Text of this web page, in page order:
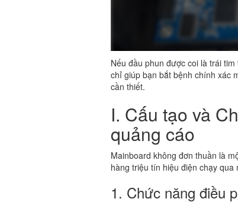
Nếu đầu phun được coi là trái
chỉ giúp bạn bắt bệnh chính xác
cần thiết.
I. Cấu tạo và
quảng cáo
Mainboard không đơn thuần là
hàng triệu tín hiệu điện chạy
1. Chức năng điều